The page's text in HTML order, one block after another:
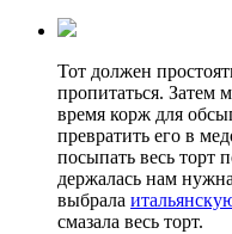
Тот должен
пропитаться. Затем
время корж для
превратить его в
посыпать весь торт
держалась нам
выбрала
смазала весь торт.